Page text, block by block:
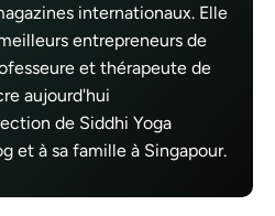
internationaux. Elle
entrepreneurs de
et thérapeute de
aujourd'hui
de Siddhi Yoga
et à sa famille à Singapour.